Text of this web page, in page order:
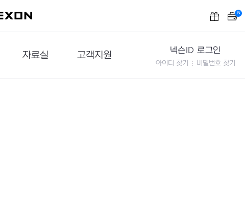
N
자료실
다운로드
고객지원
문의하기
넥슨ID 로그인
아이디 찾기 비밀번호 찾기